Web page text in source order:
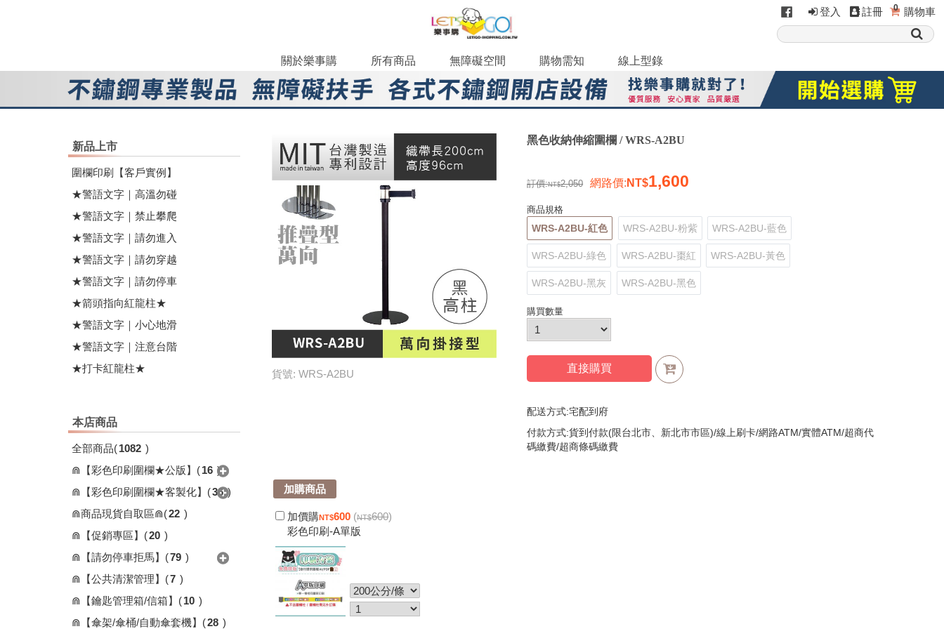
登入 註冊 0 購物車
關於樂事購 所有商品 無障礙空間 購物需知 線上型錄
新品上市
圍欄印刷【客戶實例】
★警語文字｜高溫勿碰
★警語文字｜禁止攀爬
★警語文字｜請勿進入
★警語文字｜請勿穿越
★警語文字｜請勿停車
★箭頭指向紅龍柱★
★警語文字｜小心地滑
★警語文字｜注意台階
★打卡紅龍柱★
本店商品
全部商品(1082 )
⋒【彩色印刷圍欄★公版】 (16 )
⋒【彩色印刷圍欄★客製化】 (36 )
⋒商品現貨自取區⋒(22 )
⋒【促銷專區】 (20 )
⋒【請勿停車拒馬】 (79 )
⋒【公共清潔管理】 (7 )
⋒【鑰匙管理箱/信箱】 (10 )
⋒【傘架/傘桶/自動傘套機】 (28 )
貨號: WRS-A2BU
黑色收納伸縮圍欄 / WRS-A2BU
訂價: 2,050 網路價: 1,600
商品規格
WRS-A2BU-紅色 WRS-A2BU-粉紫 WRS-A2BU-藍色
WRS-A2BU-綠色 WRS-A2BU-棗紅 WRS-A2BU-黃色
WRS-A2BU-黑灰 WRS-A2BU-黑色
購買數量
直接購買
配送方式:宅配到府
付款方式:貨到付款(限台北市、新北市市區)/線上刷卡/網路ATM/實體ATM/超商代
碼繳費/超商條碼繳費
加購商品
加價購 600 ( 600)
彩色印刷-A單版